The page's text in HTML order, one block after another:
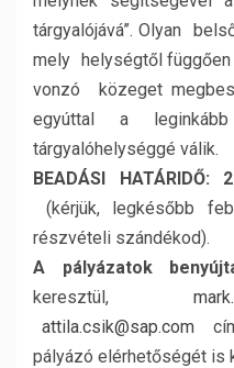
tárgyalójává”. Olyan
mely helységtől
vonzó közeget
egyúttal a
tárgyalóhelységgé válik.
BEADÁSI
(kérjük, legkésőbb
részvételi szándékod).
A pályázatok
keresztül,
attila.csik@sap.com
pályázó elérhetőségét is